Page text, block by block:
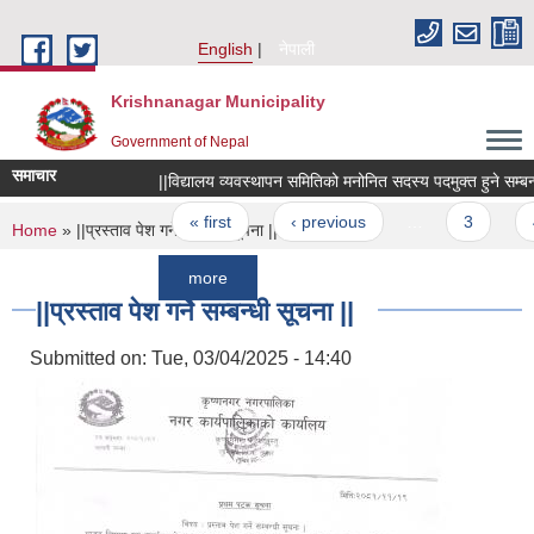
English
नेपाली
Krishnanagar Municipality
Government of Nepal
समाचार ||विद्यालय व्यवस्थापन समितिको मनोनित सदस्य पदमुक्त हुने सम्बन्धमा ||
Pages
« first ‹ previous
You are here
Home » ||प्रस्ताव पेश गर्ने सम्बन्धी सूचना ||
||प्रस्ताव पेश गर्ने सम्बन्धी सूचना ||
Submitted on: Tue, 03/04/2025 - 14:40